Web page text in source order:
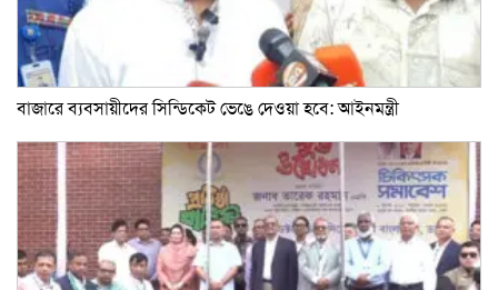
বাজারে ব্যবসায়ীদের সিন্ডিকেট ভেঙে দেওয়া হবে: আইনমন্ত্রী